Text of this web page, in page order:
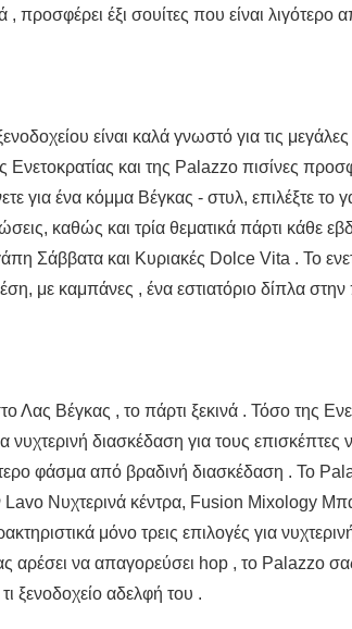
προσφέρει έξι σουίτες που είναι λιγότερο
είναι καλά γνωστό για τις
και της Palazzo πισίνες
για ένα κόμμα Βέγκας - στυλ, επιλέξτε το
καθώς και τρία θεματικά πάρτι κάθε
Σάββατα και Κυριακές Dolce Vita . Το
με καμπάνες , ένα εστιατόριο δίπλα στην
Βέγκας , το πάρτι ξεκινά . Τόσο της
νυχτερινή διασκέδαση για τους
φάσμα από βραδινή διασκέδαση . Το
Νυχτερινά κέντρα, Fusion Mixology
μόνο τρεις επιλογές για
αρέσει να απαγορεύσει hop , το Palazzo σας
ξενοδοχείο αδελφή του .